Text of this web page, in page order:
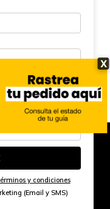
X
y condiciones
(Email y SMS)